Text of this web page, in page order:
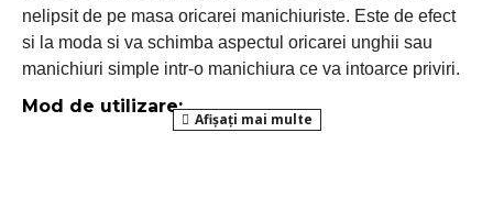
nelipsit de pe masa oricarei manichiuriste. Este de efect
si la moda si va schimba aspectul oricarei unghii sau
manichiuri simple intr-o manichiura ce va intoarce priviri.
Mod de utilizare: